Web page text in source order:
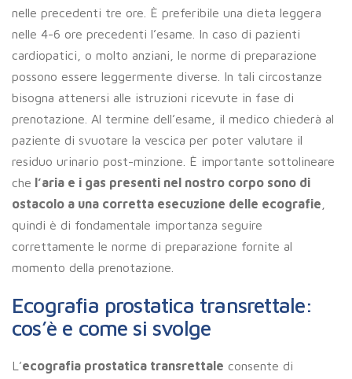
nelle precedenti tre ore. È preferibile una dieta leggera
nelle 4-6 ore precedenti l’esame. In caso di pazienti
cardiopatici, o molto anziani, le norme di preparazione
possono essere leggermente diverse. In tali circostanze
bisogna attenersi alle istruzioni ricevute in fase di
prenotazione. Al termine dell’esame, il medico chiederà al
paziente di svuotare la vescica per poter valutare il
residuo urinario post-minzione. È importante sottolineare
che l’aria e i gas presenti nel nostro corpo sono di
ostacolo a una corretta esecuzione delle ecografie
quindi è di fondamentale importanza seguire
correttamente le norme di preparazione fornite al
momento della prenotazione.
Ecografia prostatica transrettale:
cos’è e come si svolge
L’ecografia prostatica transrettale consente di